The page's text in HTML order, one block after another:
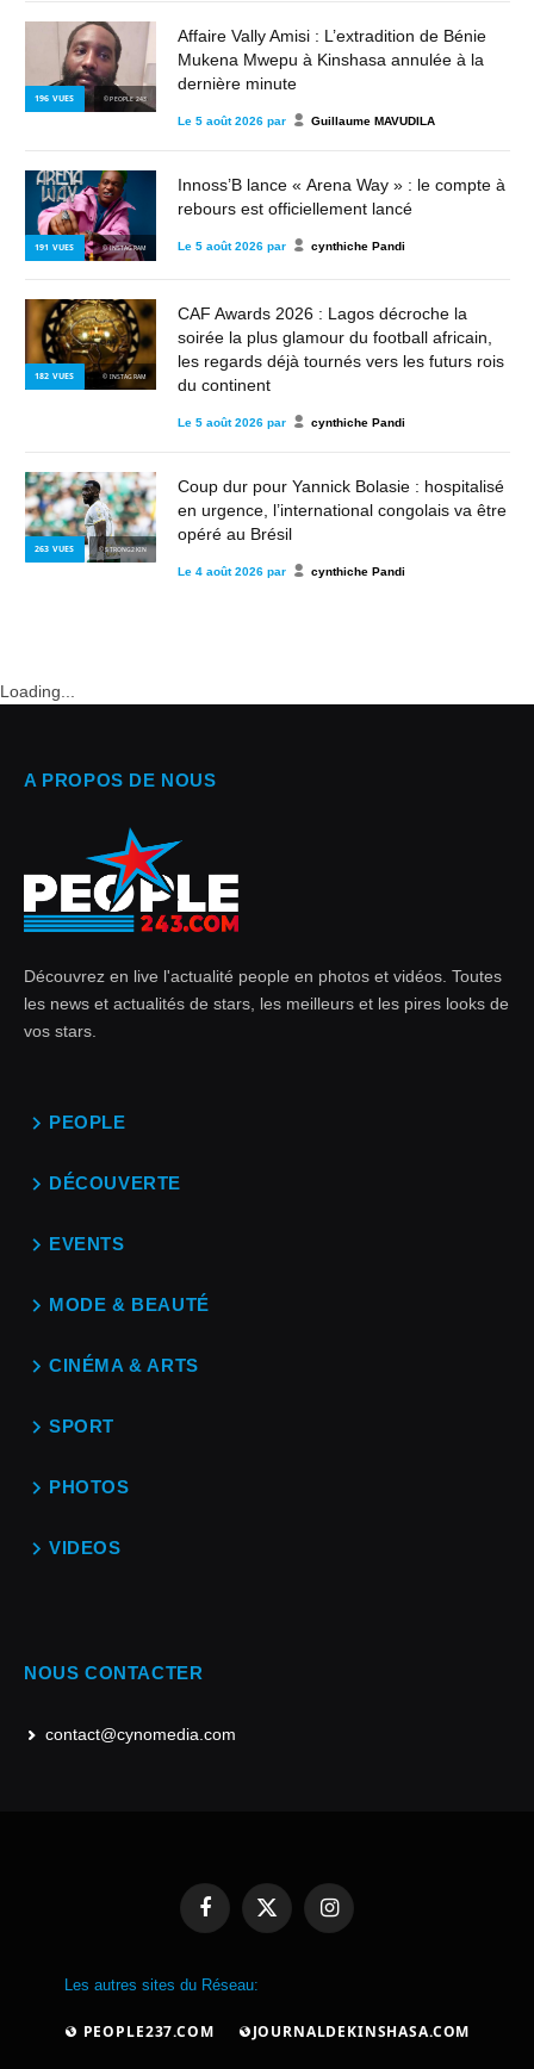
196 VUES © PEOPLE 243
Affaire Vally Amisi : L’extradition de Bénie
Mukena Mwepu à Kinshasa annulée à la
dernière minute
Le 5 août 2026 par Guillaume MAVUDILA
191 VUES © INSTAGRAM
Innoss’B lance « Arena Way » : le compte à
rebours est officiellement lancé
Le 5 août 2026 par cynthiche Pandi
182 VUES © INSTAGRAM
CAF Awards 2026 : Lagos décroche la
soirée la plus glamour du football africain,
les regards déjà tournés vers les futurs rois
du continent
Le 5 août 2026 par cynthiche Pandi
263 VUES © STRONG2KIN
Coup dur pour Yannick Bolasie : hospitalisé
en urgence, l’international congolais va être
opéré au Brésil
Le 4 août 2026 par cynthiche Pandi
Loading...
A PROPOS DE NOUS
Découvrez en live l'actualité people en photos et vidéos. Toutes
les news et actualités de stars, les meilleurs et les pires looks de
vos stars.
PEOPLE
DÉCOUVERTE
EVENTS
MODE & BEAUTÉ
CINÉMA & ARTS
SPORT
PHOTOS
VIDEOS
NOUS CONTACTER
contact@cynomedia.com
FacebookX
Instagram
Les autres sites du Réseau:
PEOPLE237.COM JOURNALDEKINSHASA.COM